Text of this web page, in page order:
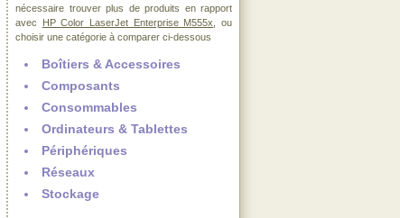
nécessaire trouver plus de produits en rapport
avec
HP Color LaserJet Enterprise M555x
, ou
choisir une catégorie à comparer ci-dessous
Boîtiers & Accessoires
Composants
Consommables
Ordinateurs & Tablettes
Périphériques
Réseaux
Stockage